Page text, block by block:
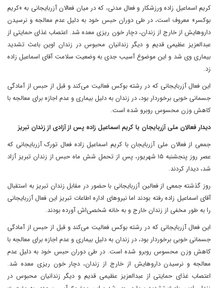
کریم اسماعیل زاده ورزشکار و فعال مدنی، که در میان فعالان آزربایجانی به «کریم
بوکسر» معروف است، در طی دوران حبس خود به دلیل عدم معالجه و نرسیدن
داروهایش از خارج از زندان، دچار خون ریزی معده شد. اعتصاب غذای حمایتی از
عبدالعزیز عظیمی قدیم و دیگر زندانیان محبوس در زندان اوین باعث تشدید
بیماری وی شد و این موضوع آسیب جدی به وضعیت سلامت آقای اسماعیل زاده
زد.
این فعال آزربایجانی که در رشته بوکس فعالیت می‌کند و قبل از حبس از آمادگی
جسمانی خوبی برخوردار بود، در زندان به دلیل بیماری و عدم اجازه برای معالجه با
کاهش وزن محسوس روبرو شده است.
دیدار فعالان ملی آزربایجان با کریم اسماعیل زاده پس از آزادی از زندان تبریز
جمعی از فعالان ملی آزربایجان با کریم اسماعیل زاده فعال تورک آزربایجانی که
عصر روز پنجشنبه ۱۵ شهریور، پس از تحمل شش ماه حبس از زندان تبریز آزاد
شد، دیدار کردند.
روز گذشته جمعی از فعالین آزربایجانی با حضور در مقابل زندان تبریز به استقبال
آقای اسماعیل زاده رفته بودند اما نیروهای اداره اطاعات تبریز این فعال آزربایجانی
را به طور مخفی از زندان خارج و به خانه شخصی‌اش آورده بودند.
این فعال آزربایجانی که در رشته بوکس فعالیت می‌کند و قبل از حبس از آمادگی
جسمانی خوبی برخوردار بود، در زندان به دلیل بیماری و عدم اجازه برای معالجه با
کاهش وزن محسوس روبرو شده است. در طی دوران حبس خود به دلیل عدم
معالجه و نرسیدن داروهایش از خارج از زندان، دچار خون ریزی معده شد.
اعتصاب غذای حمایتی از عبدالعزیز عظیمی قدیم و دیگر زندانیان محبوس در